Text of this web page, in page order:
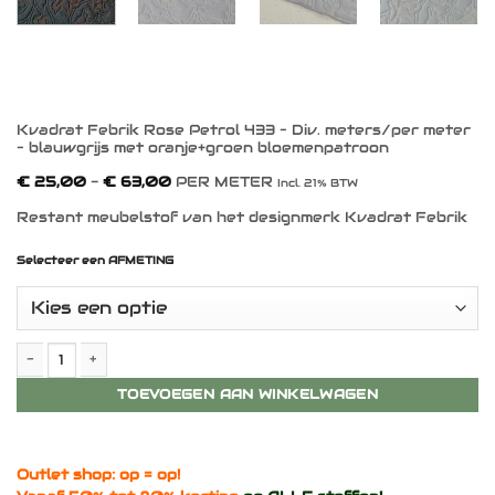
Kvadrat Febrik Rose Petrol 433 – Div. meters/per meter
– blauwgrijs met oranje+groen bloemenpatroon
€ 25,00 - € 63,00Prijsklasse:
tot
€ 63,00
PER METER Incl. 21% BTW
Restant meubelstof van het designmerk Kvadrat Febrik
Selecteer een AFMETING
Kvadrat Febrik Rose Petrol 433 - Div. meters/per meter -
TOEVOEGEN AAN WINKELWAGEN
Outlet shop: op = op!